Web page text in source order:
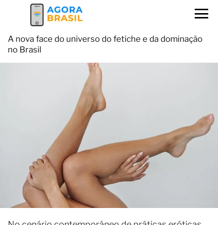
A nova face do universo do fetiche e da dominação
no Brasil